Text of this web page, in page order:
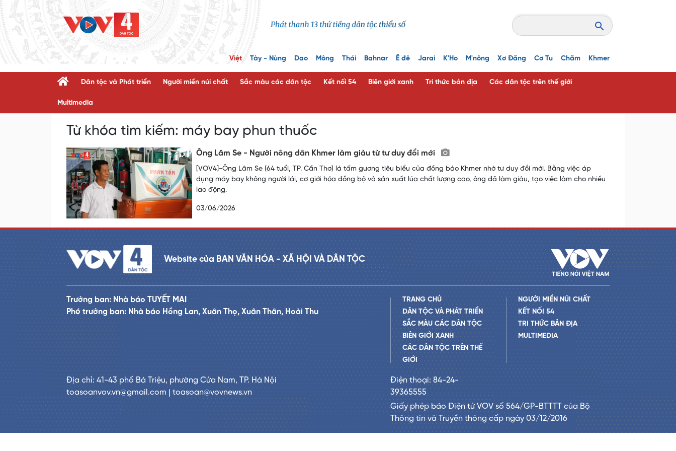
Việt Tày - Nùng Dao Mông Thái Bahnar Ê đê Jarai K'Ho M'nông Xơ Đăng Cơ Tu Chăm Khmer
Dân tộc và Phát triển Người miền núi chất Sắc màu các dân tộc Kết nối 54 Biên giới xanh Tri thức bản địa Các dân tộc trên thế giới
Multimedia
Từ khóa tìm kiếm: máy bay phun thuốc
Ông Lâm Se - Người nông dân Khmer làm giàu từ tư duy đổi mới
[VOV4]-Ông Lâm Se (64 tuổi, TP. Cần Thơ) là tấm gương tiêu biểu của đồng bào Khmer nhờ tư duy đổi mới. Bằng việc áp
dụng máy bay không người lái, cơ giới hóa đồng bộ và sản xuất lúa chất lượng cao, ông đã làm giàu, tạo việc làm cho nhiều
lao động.
03/06/2026
Website của BAN VĂN HÓA - XÃ HỘI VÀ DÂN TỘC
Trưởng ban: Nhà báo TUYẾT MAI
Phó trưởng ban: Nhà báo Hồng Lan, Xuân Thọ, Xuân Thân, Hoài Thu
TRANG CHỦ
DÂN TỘC VÀ PHÁT TRIỂN
SẮC MÀU CÁC DÂN TỘC
BIÊN GIỚI XANH
CÁC DÂN TỘC TRÊN THẾ
GIỚI
NGƯỜI MIỀN NÚI CHẤT
KẾT NỐI 54
TRI THỨC BẢN ĐỊA
MULTIMEDIA
Địa chỉ: 41-43 phố Bà Triệu, phường Cửa Nam, TP. Hà Nội
toasoanvov.vn@gmail.com | toasoan@vovnews.vn
Điện thoại: 84-24-
39365555
Giấy phép báo Điện tử VOV số 564/GP-BTTTT của Bộ
Thông tin và Truyền thông cấp ngày 03/12/2016